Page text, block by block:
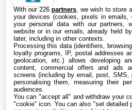
Apple envisage une
l’Apple Watch, dont des
9 Aug. 2026 • 17:35
With our 226partners , we wish to store
your devices (cookies, pixels in emails,
your personal data with our partners,
website or in our emails, already held
later, including in other contexts.
Processing this data (identifiers,
loyalty programs, IP, postal addresses
geolocation, etc.) allows developing
content, commercial offers and ads
screens (including by email, post, SMS,
personalising them, measuring their
audiences.
You can "accept all" and withdraw your
"cookie" icon. You can also "set detailed